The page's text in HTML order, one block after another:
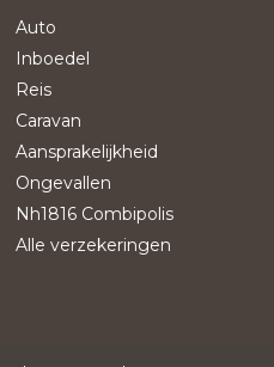
Auto
Inboedel
Reis
Caravan
Aansprakelijkheid
Ongevallen
Nh1816 Combipolis
Alle verzekeringen